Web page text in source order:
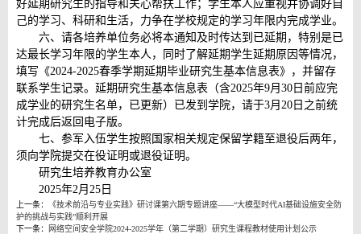
好延期研究生的指导和关心帮扶工作；学生本人应重视并协调好自
己的学习、科研和生活，力争在学校规定的学习年限内完成学业。
六、请各培养单位务必将本通知及时传达到已延期，特别是已
达最长学习年限的学生本人，同时了解延期学生延期原因等情况，
填写《2024-2025春季学期延期毕业研究生基本信息表》，并留存
联系学生记录。延期研究生基本信息表（含2025年9月30日前应完
成学业的研究生名单，已更新）已发到学院，请于3月20日之前统
计完成后返回电子版。
七、参军入伍学生按照国家相关规定保留学籍至退役后两年，
须向学院提交在役证明或退役证明。
研究生培养教育办公室
2025年2月25日
上一条：
《技术前沿与专业实践》研讨课第六期专题讲座——“大模型时代AI基础设施安全防
护的挑战与实践”顺利开展
下一条：
网络空间安全学院2024-2025学年（第二学期）研究生课程教材使用计划公示